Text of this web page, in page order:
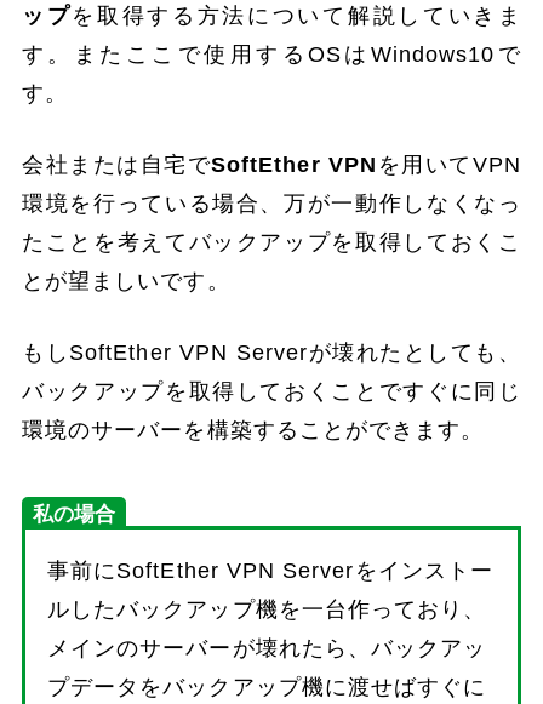
ップを取得する方法について解説していきま
す。またここで使用するOSはWindows10で
す。
会社または自宅でSoftEther VPN を用いてVPN
環境を行っている場合、万が一動作しなくなっ
たことを考えてバックアップを取得しておくこ
とが望ましいです。
もしSoftEther VPN Serverが壊れたとしても、
バックアップを取得しておくことですぐに同じ
環境のサーバーを構築することができます。
私の場合
事前にSoftEther VPN Serverをインストー
ルしたバックアップ機を一台作っており、
メインのサーバーが壊れたら、バックアッ
プデータをバックアップ機に渡せばすぐに